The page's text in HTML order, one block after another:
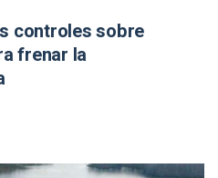
controles sobre
frenar la